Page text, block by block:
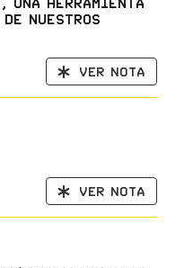
nuestros
Ver nota
Ver nota